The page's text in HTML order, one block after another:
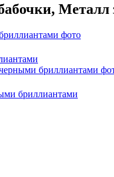
Металл
бриллиантами